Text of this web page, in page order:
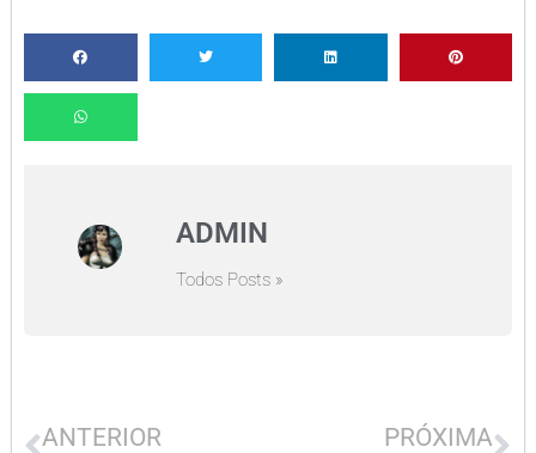
ADMIN
Todos Posts »
ANTERIOR PRÓXIMA